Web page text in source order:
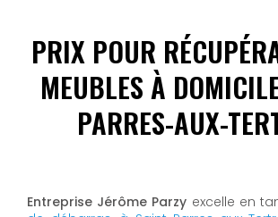
PRIX POUR
MEUBLES À
PARRES-AUX-
Entreprise Jérôme Parzy excelle en